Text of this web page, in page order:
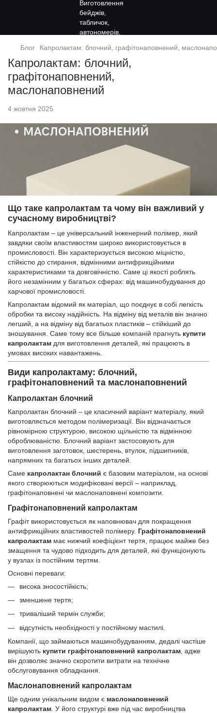
Блог Капролактам: блочний, графітонаповнений,
Капролактам: блочний,
графітонаповнений,
маслонаповнений
4 жовтня 2025
Що таке капролактам та чому він важливий у
сучасному виробництві?
Капролактам – це універсальний інженерний полімер, який
завдяки своїм властивостям широко використовується в
промисловості. Він характеризується високою міцністю,
стійкістю до стирання, відмінними антифрикційними
характеристиками та довговічністю. Саме ці якості роблять
його незамінним у багатьох сферах: від машинобудування до
харчової промисловості.
Капролактам відомий як матеріал, що поєднує в собі легкість
обробки та високу надійність. На відміну від металів він значно
легший, а на відміну від багатьох пластиків – стійкіший до
зношування. Саме тому все більше компаній прагнуть купити
капролактам для виготовлення деталей, які працюють в
умовах високих навантажень.
Види капролактаму: блочний,
графітонаповнений та маслонаповнений
Капролактан блочний
Капролактан блочний – це класичний варіант матеріалу, який
виготовляється методом полімеризації. Він відзначається
рівномірною структурою, високою щільністю та відмінною
оброблюваністю. Блочний варіант застосовують для
виготовлення заготовок, шестерень, втулок, підшипників,
напрямних та багатьох інших деталей.
Саме капролактан блочний є базовим матеріалом, на основі
якого створюються модифіковані версії – наприклад,
графітонаповнені чи маслонаповнені композити.
Графітонаповнений капролактам
Графіт використовується як наповнювач для покращення
антифрикційних властивостей полімеру. Графітонаповнений
капролактам має нижчий коефіцієнт тертя, працює майже без
змащення та чудово підходить для деталей, які функціонують
у вузлах із постійним тертям.
Основні переваги:
висока зносостійкість;
зменшене тертя;
триваліший термін служби;
відсутність необхідності у постійному мастилі.
Компанії, що займаються машинобудуванням, дедалі частіше
вирішують купити графітонаповнений капролактам , адже
він дозволяє значно скоротити витрати на технічне
обслуговування обладнання.
Маслонаповнений капролактам
Ще одним унікальним видом є маслонаповнений
капролактам . У його структурі вже під час виробництва